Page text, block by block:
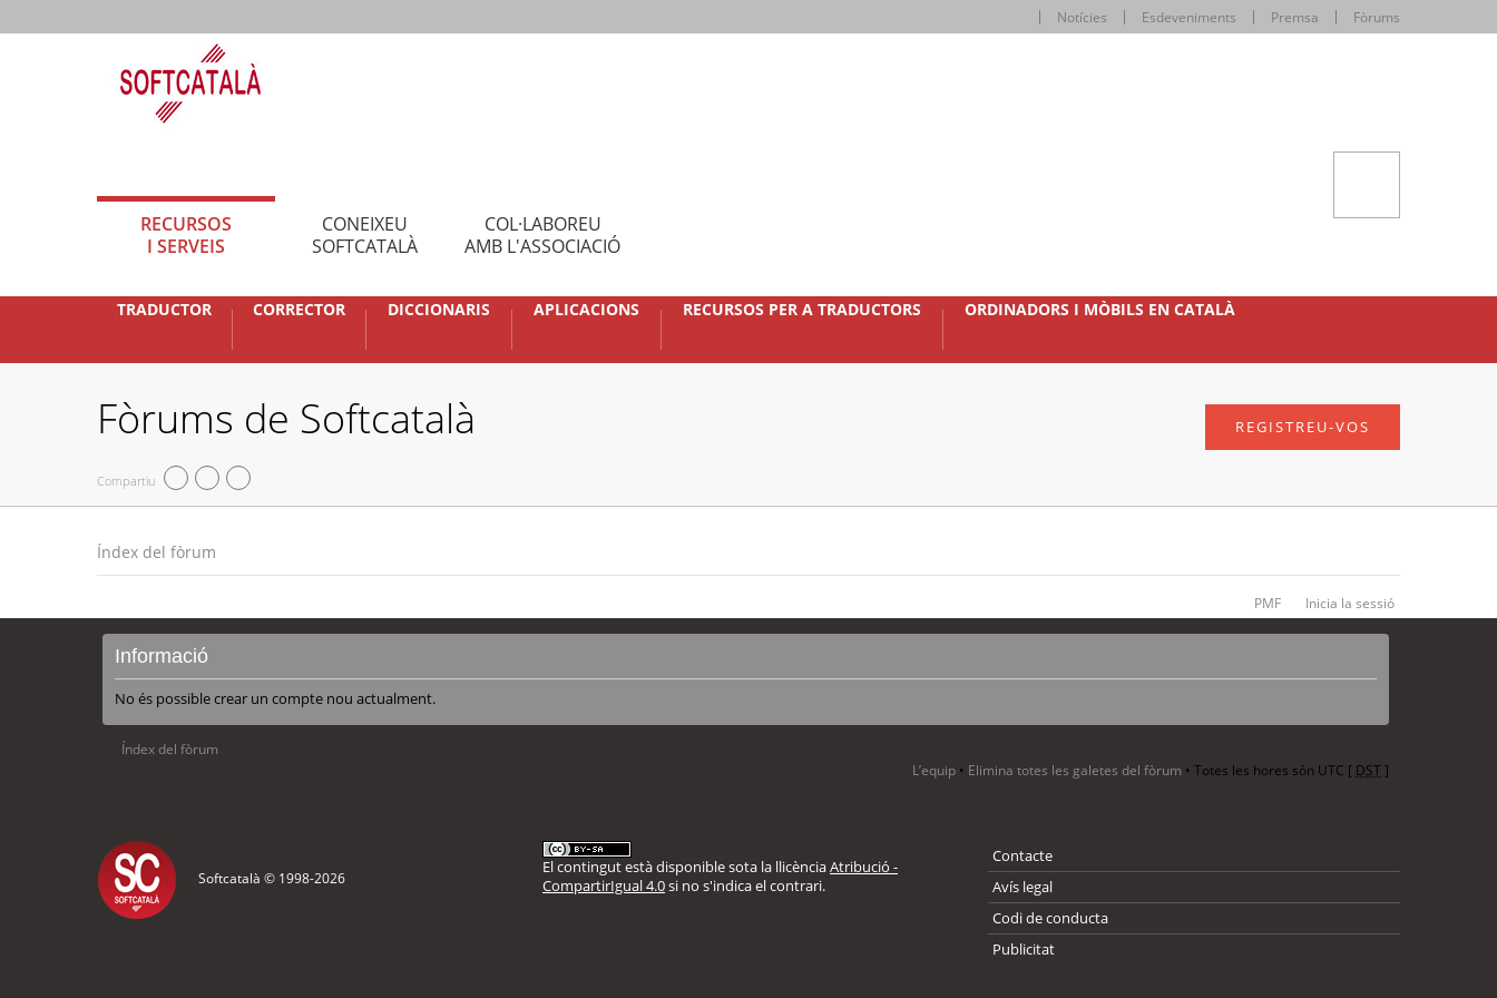
Notícies Esdeveniments Premsa Fòrums
RECURSOS
I SERVEIS
CONEIXEU
SOFTCATALÀ
COL·LABOREU
AMB L'ASSOCIACIÓ
TRADUCTOR CORRECTOR DICCIONARIS APLICACIONS RECURSOS PER A TRADUCTORS ORDINADORS I MÒBILS EN CATALÀ
Fòrums de Softcatalà
Compartiu
REGISTREU-VOS
Índex del fòrum
PMF Inicia la sessió
Informació
No és possible crear un compte nou actualment.
Índex del fòrum
L’equip • Elimina totes les galetes del fòrum • Totes les hores són UTC [ DST]
Softcatalà © 1998-2026
El contingut està disponible sota la llicènciaAtribució -
CompartirIgual 4.0si no s'indica el contrari.
Contacte
Avís legal
Codi de conducta
Publicitat